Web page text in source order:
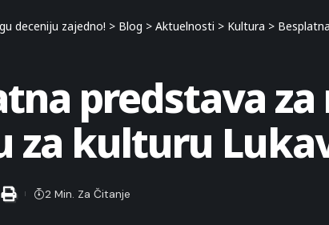
deceniju zajedno! > Blog > Aktuelnosti > Kultura >
predstava
za kulturu
2 Min. Za Čitanje